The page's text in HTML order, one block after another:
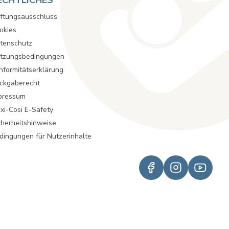
Cosi E-Safety
für Nutzerinhalte